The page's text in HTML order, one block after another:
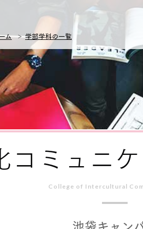
ム 学部学科の一覧
コミュニ
College of Intercultural